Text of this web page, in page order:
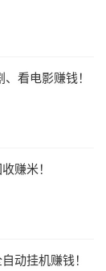
看电影赚钱！
赚米！
动挂机赚钱！